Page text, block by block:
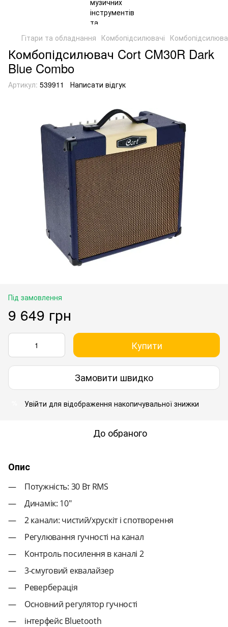
Гітари та обладнання Комбопідсилювачі
Комбопідсилювач Cort CM30R Dark
Blue Combo
Артикул: 539911 Написати відгук
Під замовлення
9 649 грн
Купити
Замовити швидко
Увійти для відображення накопичувальної знижки
До обраного
Опис
Потужність: 30 Вт RMS
Динамік: 10"
2 канали: чистий/хрускіт і спотворення
Регулювання гучності на канал
Контроль посилення в каналі 2
3-смуговий еквалайзер
Реверберація
Основний регулятор гучності
інтерфейс Bluetooth